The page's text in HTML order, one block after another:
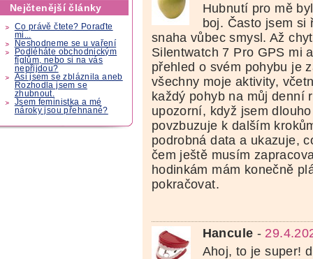
Nejčtenější články
Co právě čtete? Poraďte
mi...
Neshodneme se u vaření
Podléháte obchodnickým
fíglům, nebo si na vás
nepřijdou?
Asi jsem se zbláznila aneb
Rozhodla jsem se
zhubnout.
Jsem feministka a mé
nároky jsou přehnané?
Hubnutí pro mě
boj. Často jsem si
snaha vůbec smysl. Až
Silentwatch 7 Pro GPS mi
přehled o svém pohybu je
všechny moje aktivity,
každý pohyb na můj denní
upozorní, když jsem
povzbuzuje k dalším
podrobná data a ukazuje,
čem ještě musím
hodinkám mám konečně
pokračovat.
Hancule -
Ahoj, to je super!